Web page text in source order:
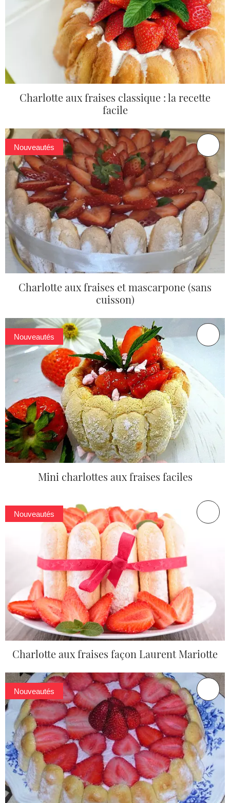
Charlotte aux fraises classique : la recette
facile
Nouveautés
Charlotte aux fraises et mascarpone (sans
cuisson)
Nouveautés
Mini charlottes aux fraises faciles
Nouveautés
Charlotte aux fraises façon Laurent Mariotte
Nouveautés